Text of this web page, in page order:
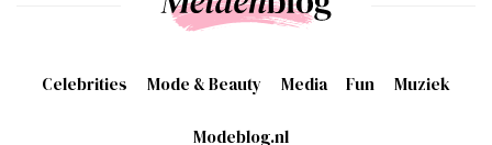
Celebrities Mode & Beauty Media Fun Muziek
Modeblog.nl